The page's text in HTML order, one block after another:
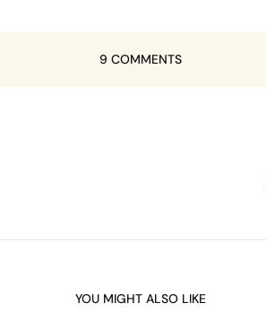
9 COMMENTS
YOU MIGHT ALSO LIKE